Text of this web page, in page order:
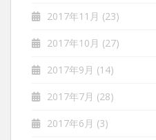
2017年11月 (23)
2017年10月 (27)
2017年9月 (14)
2017年7月 (28)
2017年6月 (3)